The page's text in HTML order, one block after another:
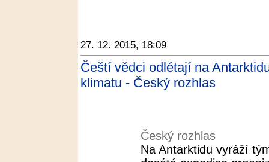
27. 12. 2015, 18:09
Čeští vědci odlétají na
klimatu - Český rozhlas
Český rozhlas
Na Antarktidu vyráží